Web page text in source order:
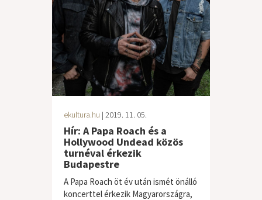
ekultura.hu | 2019. 11. 05.
Hír: A Papa Roach és a
Hollywood Undead közös
turnéval érkezik
Budapestre
A Papa Roach öt év után ismét önálló
koncerttel érkezik Magyarországra,